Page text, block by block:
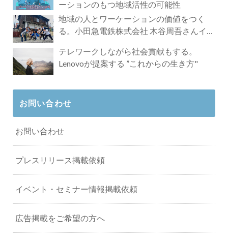
ーションのもつ地域活性の可能性
地域の人とワーケーションの価値をつく
る。小田急電鉄株式会社 木谷周吾さんイン
テレワークしながら社会貢献もする。
Lenovoが提案する ”これからの生き方"
お問い合わせ
お問い合わせ
プレスリリース掲載依頼
イベント・セミナー情報掲載依頼
広告掲載をご希望の方へ